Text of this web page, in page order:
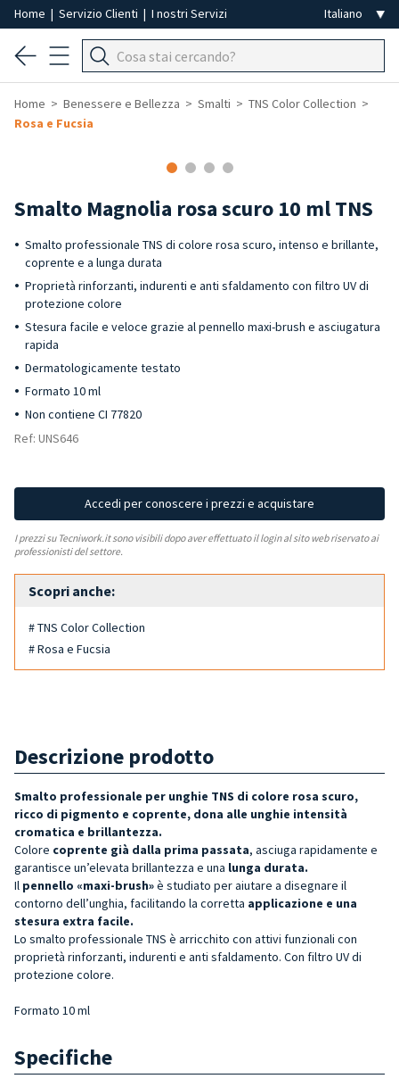
Home | Servizio Clienti | I nostri Servizi
Home Benessere e Bellezza Smalti
TNS Color Collection
Rosa e Fucsia
Smalto Magnolia rosa scuro 10 ml TNS
Smalto professionale TNS di colore rosa scuro, intenso e brillante,
coprente e a lunga durata
Proprietà rinforzanti, indurenti e anti sfaldamento con filtro UV di
protezione colore
Stesura facile e veloce grazie al pennello maxi-brush e asciugatura
rapida
Dermatologicamente testato
Formato 10 ml
Non contiene CI 77820
Ref: UNS646
Accedi per conoscere i prezzi e acquistare
I prezzi su Tecniwork.it sono visibili dopo aver effettuato il login al sito web riservato ai
professionisti del settore.
Scopri anche:
# TNS Color Collection
# Rosa e Fucsia
Descrizione prodotto
Smalto professionale per unghie TNS di colore rosa scuro,
ricco di pigmento e coprente, dona alle unghie intensità
cromatica e brillantezza.
Colore coprente già dalla prima passata, asciuga rapidamente e
garantisce un’elevata brillantezza e una lunga durata.
Il pennello «maxi-brush»è studiato per aiutare a disegnare il
contorno dell’unghia, facilitando la corretta applicazione e una
stesura extra facile.
Lo smalto professionale TNS è arricchito con attivi funzionali con
proprietà rinforzanti, indurenti e anti sfaldamento. Con filtro UV di
protezione colore.
Formato 10 ml
Specifiche